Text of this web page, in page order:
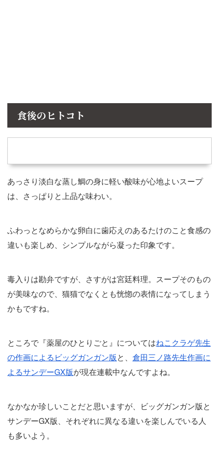
食後のヒトコト
あっさり淡白な蒸し鯛の身に軽い酸味が心地よいスープ
は、さっぱりと上品な味わい。
ふわっとなめらかな卵白に歯応えのあるたけのこと食感の
違いも楽しめ、シンプルながら凝った印象です。
毒入りは勘弁ですが、さすがは宮廷料理。スープそのもの
が美味なので、猫猫でなくとも恍惚の表情になってしまう
かもですね。
ところで『薬屋のひとりごと』についてはねこクラゲ先生
の作画によるビッグガンガン版と、 倉田三ノ路先生作画に
よるサンデーGX版が現在連載中なんですよね。
なかなか珍しいことだと思いますが、ビッグガンガン版と
サンデーGX版、それぞれに異なる違いを楽しんでいる人
も多いよう。